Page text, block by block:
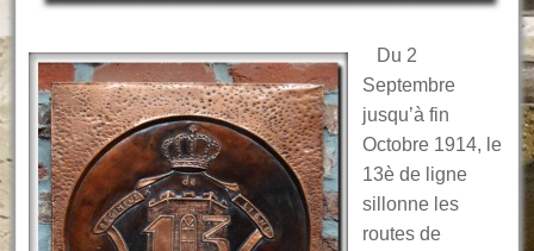
Du 2
Septembre
jusqu’à fin
Octobre 1914, le
13è de ligne
sillonne les
routes de